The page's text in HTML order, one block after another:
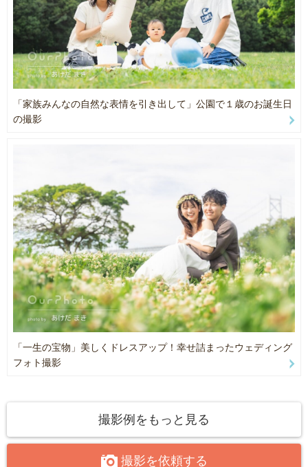
【ウエディング前撮り】
お2人らしさが残せるよう、
ご希望・ご意見をしっかりご確認させてもらいながら、
撮影いたします！
撮影場所、残されたいお写真等々、
たくさんご意見お聞かせください(^o^)／
⚪︎夏の「お宮参り・100日祝い・お食い初め・七五三」
午前中の比較的涼しい時間帯で撮影をしたり、
ご自宅での撮影も大歓迎です！
お外からの光と室内のリラックスした雰囲気で、
穏やかにまたアットホームに撮影いたします。
⚪︎お盆の時期はご親戚が皆さんで集まれる大切な時期です！
久しぶりに集まれる皆さんの笑顔や、お孫さんを囲む温かい瞬間を
プロの出張撮影で残します。
・・・・・・・・・・・・・・・・・・
・お子様の体調不良や、夏の急な悪天候による延期は、
もちろん無料でご対応いたします。
一番きれいな状態でお届けします。
紺)ご準備あります。
その他撮影用
・木製和風レターバナー
・キッズ用和傘３本
・模造刀１本
・和傘５本
・毛氈
・Sony α7 Ⅲ
・Nikon D810
・レンズ
・TAMRON 28-75 F/2.8
・NIKKOR 24-70mm 1:2.8G
・NIKKOR 70-300mm 1:4.5-5.6G
・ライティング機材
・NissinDIGITAL Di700 ２つ
・NikonSPEEDLIGHT SB-700 ２つ
・卓上LEDライト２台
・ソフトボックス70×50 ２台
「家族みんなの自然な表情を引き出して」公園で１歳のお誕生日
の撮影
「一生の宝物」美しくドレスアップ！幸せ詰まったウェディング
フォト撮影
撮影例をもっと見る
撮影を依頼する